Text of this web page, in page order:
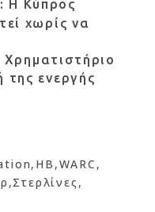
Η Κύπρος
χωρίς να
της ενεργής
HB WARC
Στερλίνες